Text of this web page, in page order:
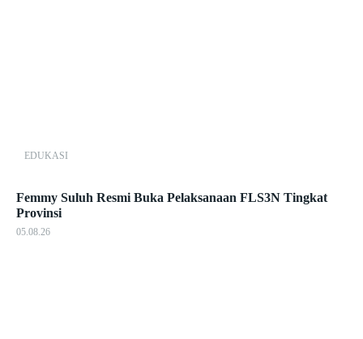
EDUKASI
Femmy Suluh Resmi Buka Pelaksanaan FLS3N Tingkat
Provinsi
05.08.26